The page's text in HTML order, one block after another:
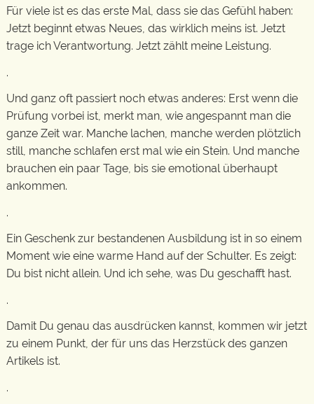
Für viele ist es das erste Mal, dass sie das Gefühl haben:
Jetzt beginnt etwas Neues, das wirklich meins ist. Jetzt
trage ich Verantwortung. Jetzt zählt meine Leistung.
.
Und ganz oft passiert noch etwas anderes: Erst wenn die
Prüfung vorbei ist, merkt man, wie angespannt man die
ganze Zeit war. Manche lachen, manche werden plötzlich
still, manche schlafen erst mal wie ein Stein. Und manche
brauchen ein paar Tage, bis sie emotional überhaupt
ankommen.
.
Ein Geschenk zur bestandenen Ausbildung ist in so einem
Moment wie eine warme Hand auf der Schulter. Es zeigt:
Du bist nicht allein. Und ich sehe, was Du geschafft hast.
.
Damit Du genau das ausdrücken kannst, kommen wir jetzt
zu einem Punkt, der für uns das Herzstück des ganzen
Artikels ist.
.